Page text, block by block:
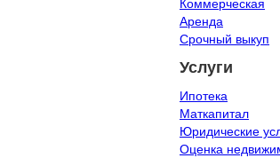
Коммерческая
Аренда
Срочный выкуп
Услуги
Ипотека
Маткапитал
Юридические
Оценка